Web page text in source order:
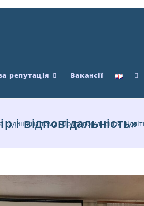
репутація Вакансії
і відповідальність»
година на тему «Правопорушення